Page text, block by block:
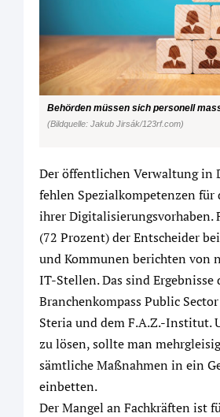
Behörden müssen sich personell
(Bildquelle: Jakub Jirsák/123rf.com)
Der öffentlichen Verwaltung in
fehlen Spezialkompetenzen für
ihrer Digitalisierungsvorhaben.
(72 Prozent) der Entscheider
und Kommunen berichten von
IT-Stellen. Das sind Ergebnisse
Branchenkompass Public
Steria und dem F.A.Z.-Institut.
zu lösen, sollte man
sämtliche Maßnahmen in ein
einbetten.
Der Mangel an Fachkräften ist